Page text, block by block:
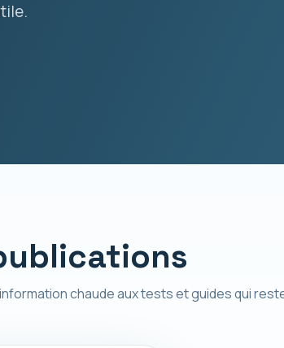
chaude aux tests et guides qui